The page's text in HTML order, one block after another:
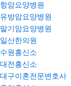
항암요양병원
유방암요양병원
말기암요양병원
일산한의원
수원흥신소
대전흥신소
대구이혼전문변호사